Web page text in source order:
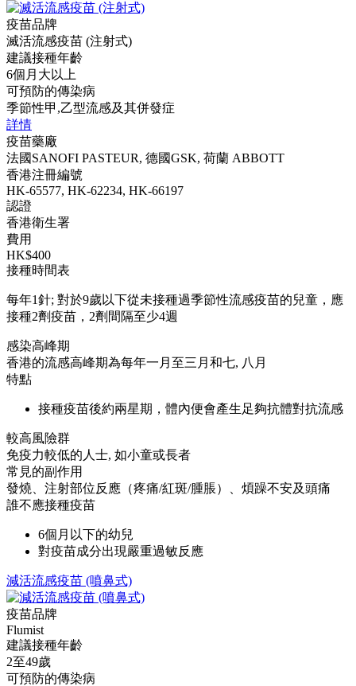
疫苗品牌
滅活流感疫苗 (注射式)
建議接種年齡
6個月大以上
可預防的傳染病
季節性甲,乙型流感及其併發症
詳情
疫苗藥廠
法國SANOFI PASTEUR, 德國GSK, 荷蘭 ABBOTT
香港注冊編號
HK-65577, HK-62234, HK-66197
認證
香港衛生署
費用
HK$400
接種時間表
每年1針; 對於9歲以下從未接種過季節性流感疫苗的兒童，應
接種2劑疫苗，2劑間隔至少4週
感染高峰期
香港的流感高峰期為每年一月至三月和七, 八月
特點
接種疫苗後約兩星期，體內便會產生足夠抗體對抗流感
較高風險群
免疫力較低的人士, 如小童或長者
常見的副作用
發燒、注射部位反應（疼痛/紅斑/腫脹）、煩躁不安及頭痛
誰不應接種疫苗
6個月以下的幼兒
對疫苗成分出現嚴重過敏反應
減活流感疫苗 (噴鼻式)
疫苗品牌
Flumist
建議接種年齡
2至49歲
可預防的傳染病